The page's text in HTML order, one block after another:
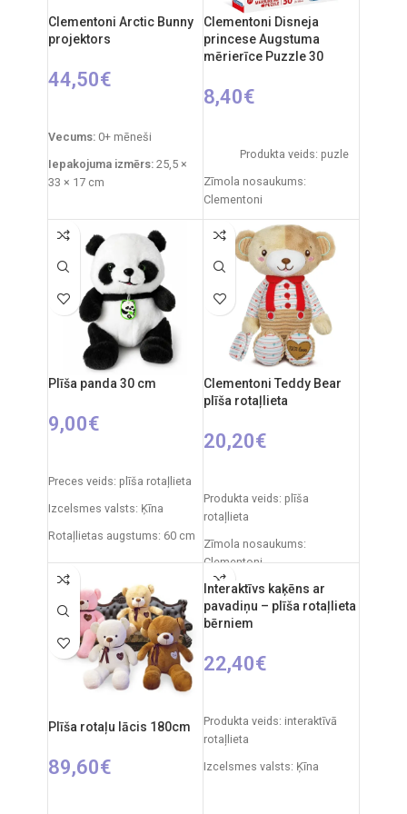
Clementoni Arctic Bunny
projektors
44,50€
Vecums:0+ mēneši
Iepakojuma izmērs:25,5 ×
33 × 17 cm
Funkcijas:gaismas
projektors, zvana signāli,
baltais troksnis
Materiāli:
plīšs, plastmasa
Uzturēšana:plīšs ir
mazgājams, noņemot
iekšējo moduli.
Izcelsmes valsts:Itālija /
Clementoni Disneja
princese Augstuma
mērierīce Puzzle 30
8,40€
Produkta veids: puzle
Zīmola nosaukums:
Clementoni
Izcelsmes valsts: Itālija
Daļu skaits: 30
Mīklas izmēri: 39 x 28 x 6 cm
Ieteicamais vecums: no 3
gadiem
Plīša panda 30 cm
9,00€
Preces veids: plīša rotaļlieta
Izcelsmes valsts: Ķīna
Rotaļlietas augstums: 60 cm
Clementoni Teddy Bear
plīša rotaļlieta
20,20€
Produkta veids: plīša
rotaļlieta
Zīmola nosaukums:
Clementoni
Izcelsmes valsts: Itālija
Iepakojuma izmēri: 31 x 20 x
Ieteicamais vecums: no 0
Plīša rotaļu lācis 180cm
89,60€
Interaktīvs kaķēns ar
pavadiņu – plīša rotaļlieta
bērniem
22,40€
Produkta veids: interaktīvā
rotaļlieta
Izcelsmes valsts: Ķīna